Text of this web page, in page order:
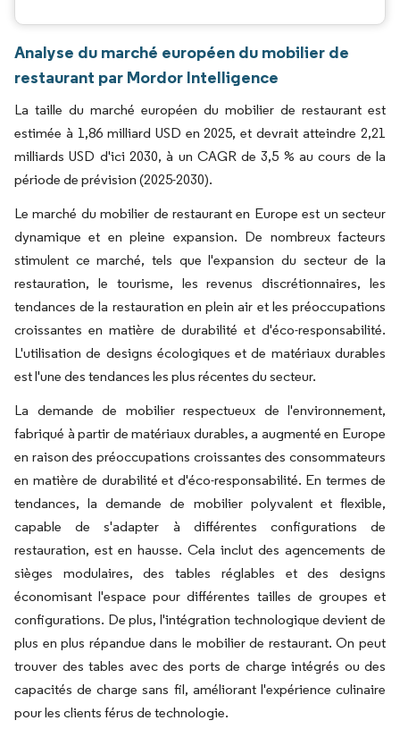
Analyse du marché européen du mobilier de
restaurant par Mordor Intelligence
La taille du marché européen du mobilier de restaurant est
estimée à 1,86 milliard USD en 2025, et devrait atteindre 2,21
milliards USD d'ici 2030, à un CAGR de 3,5 % au cours de la
période de prévision (2025-2030).
Le marché du mobilier de restaurant en Europe est un secteur
dynamique et en pleine expansion. De nombreux facteurs
stimulent ce marché, tels que l'expansion du secteur de la
restauration, le tourisme, les revenus discrétionnaires, les
tendances de la restauration en plein air et les préoccupations
croissantes en matière de durabilité et d'éco-responsabilité.
L'utilisation de designs écologiques et de matériaux durables
est l'une des tendances les plus récentes du secteur.
La demande de mobilier respectueux de l'environnement,
fabriqué à partir de matériaux durables, a augmenté en Europe
en raison des préoccupations croissantes des consommateurs
en matière de durabilité et d'éco-responsabilité. En termes de
tendances, la demande de mobilier polyvalent et flexible,
capable de s'adapter à différentes configurations de
restauration, est en hausse. Cela inclut des agencements de
sièges modulaires, des tables réglables et des designs
économisant l'espace pour différentes tailles de groupes et
configurations. De plus, l'intégration technologique devient de
plus en plus répandue dans le mobilier de restaurant. On peut
trouver des tables avec des ports de charge intégrés ou des
capacités de charge sans fil, améliorant l'expérience culinaire
pour les clients férus de technologie.